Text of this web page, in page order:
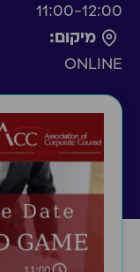
11:00-12:00
מיקום:
ONLINE